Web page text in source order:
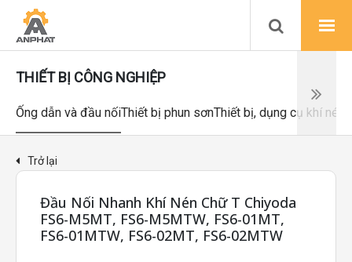
THIẾT BỊ CÔNG NGHIỆP
Ống dẫn và đầu nốiThiết bị phun sơnThiết bị, dụng cụ khí nén
Trở lại
Đầu Nối Nhanh Khí Nén Chữ T Chiyoda
FS6-M5MT, FS6-M5MTW, FS6-01MT,
FS6-01MTW, FS6-02MT, FS6-02MTW